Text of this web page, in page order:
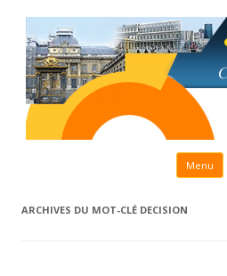
Menu
ARCHIVES DU MOT-CLÉ DECISION